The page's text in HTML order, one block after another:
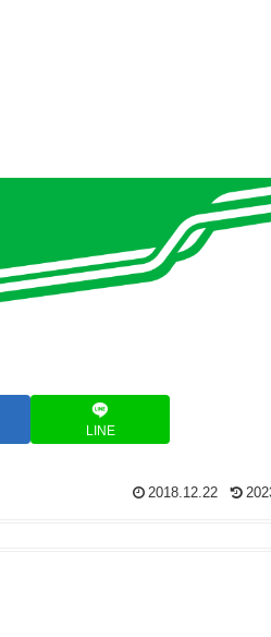
LINE
2018.12.22